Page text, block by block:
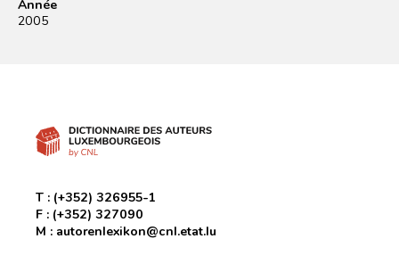
Année
2005
T : (+352) 326955-1
F : (+352) 327090
M : autorenlexikon@cnl.etat.lu